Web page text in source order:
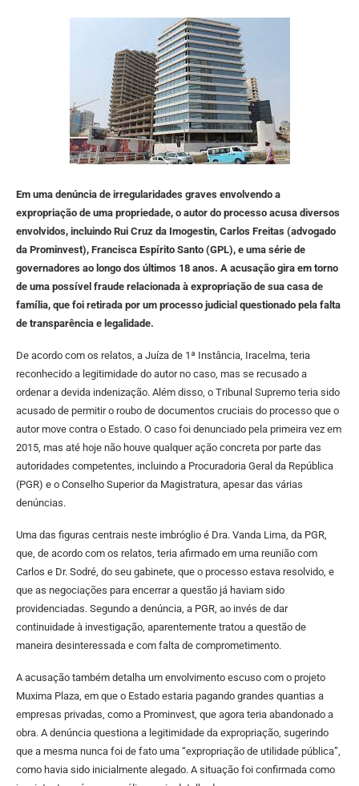
Em uma denúncia de irregularidades graves envolvendo a
expropriação de uma propriedade, o autor do processo acusa diversos
envolvidos, incluindo Rui Cruz da Imogestin, Carlos Freitas (advogado
da Prominvest), Francisca Espírito Santo (GPL), e uma série de
governadores ao longo dos últimos 18 anos. A acusação gira em torno
de uma possível fraude relacionada à expropriação de sua casa de
família, que foi retirada por um processo judicial questionado pela falta
de transparência e legalidade.
De acordo com os relatos, a Juíza de 1ª Instância, Iracelma, teria
reconhecido a legitimidade do autor no caso, mas se recusado a
ordenar a devida indenização. Além disso, o Tribunal Supremo teria sido
acusado de permitir o roubo de documentos cruciais do processo que o
autor move contra o Estado. O caso foi denunciado pela primeira vez em
2015, mas até hoje não houve qualquer ação concreta por parte das
autoridades competentes, incluindo a Procuradoria Geral da República
(PGR) e o Conselho Superior da Magistratura, apesar das várias
denúncias.
Uma das figuras centrais neste imbróglio é Dra. Vanda Lima, da PGR,
que, de acordo com os relatos, teria afirmado em uma reunião com
Carlos e Dr. Sodré, do seu gabinete, que o processo estava resolvido, e
que as negociações para encerrar a questão já haviam sido
providenciadas. Segundo a denúncia, a PGR, ao invés de dar
continuidade à investigação, aparentemente tratou a questão de
maneira desinteressada e com falta de comprometimento.
A acusação também detalha um envolvimento escuso com o projeto
Muxima Plaza, em que o Estado estaria pagando grandes quantias a
empresas privadas, como a Prominvest, que agora teria abandonado a
obra. A denúncia questiona a legitimidade da expropriação, sugerindo
que a mesma nunca foi de fato uma “expropriação de utilidade pública”,
como havia sido inicialmente alegado. A situação foi confirmada como